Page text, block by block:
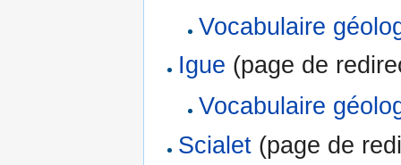
Vocabulaire
Igue (page de
Vocabulaire
Scialet (page de